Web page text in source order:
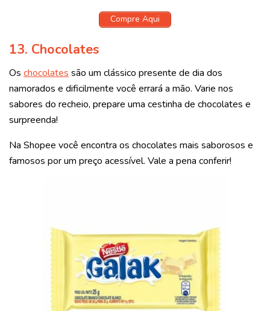
Compre Aqui
13. Chocolates
Os chocolates são um clássico presente de dia dos
namorados e dificilmente você errará a mão. Varie nos
sabores do recheio, prepare uma cestinha de chocolates e
surpreenda!
Na Shopee você encontra os chocolates mais saborosos e
famosos por um preço acessível. Vale a pena conferir!